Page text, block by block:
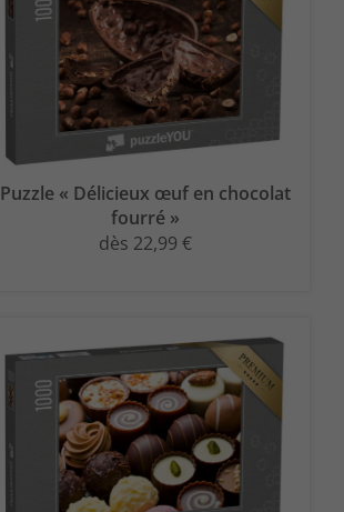
Puzzle « Délicieux œuf en chocolat
fourré »
dès 22,99 €